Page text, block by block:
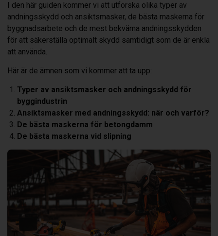
I den här guiden kommer vi att utforska olika typer av
andningsskydd och ansiktsmasker, de bästa maskerna för
byggnadsarbete och de mest bekväma andningsskydden
för att säkerställa optimalt skydd samtidigt som de är enkla
att använda.
Här är de ämnen som vi kommer att ta upp:
Typer av ansiktsmasker och andningsskydd för
byggindustrin
Ansiktsmasker med andningsskydd: när och varför?
De bästa maskerna för betongdamm
De bästa maskerna vid slipning